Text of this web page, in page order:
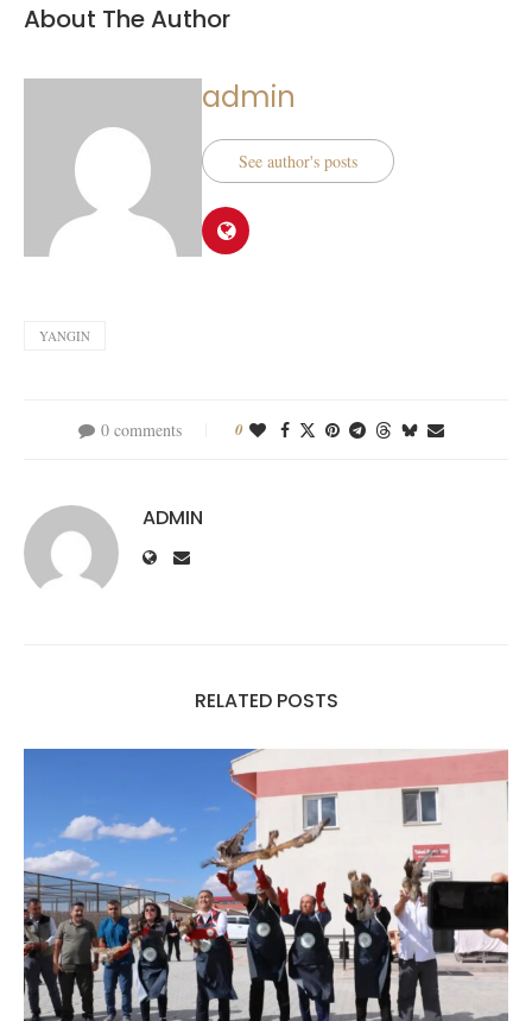
About The Author
admin
See author's posts
YANGIN
0 comments 0
ADMIN
RELATED POSTS